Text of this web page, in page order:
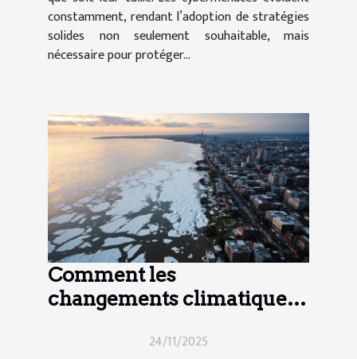
constamment, rendant l’adoption de stratégies
solides non seulement souhaitable, mais
nécessaire pour protéger...
Comment les
changements climatiques
immobilier ?24/11/2025